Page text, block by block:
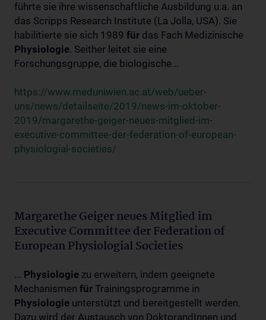
führte sie ihre wissenschaftliche Ausbildung u.a. an
das Scripps Research Institute (La Jolla, USA). Sie
habilitierte sie sich 1989 für das Fach Medizinische
Physiologie. Seither leitet sie eine
Forschungsgruppe, die biologische...
https://www.meduniwien.ac.at/web/ueber-
uns/news/detailseite/2019/news-im-oktober-
2019/margarethe-geiger-neues-mitglied-im-
executive-committee-der-federation-of-european-
physiologial-societies/
Margarethe Geiger neues Mitglied im
Executive Committee der Federation of
European Physiologial Societies
... Physiologie zu erweitern, indem geeignete
Mechanismen für Trainingsprogramme in
Physiologie unterstützt und bereitgestellt werden.
Dazu wird der Austausch von DoktorandInnen und